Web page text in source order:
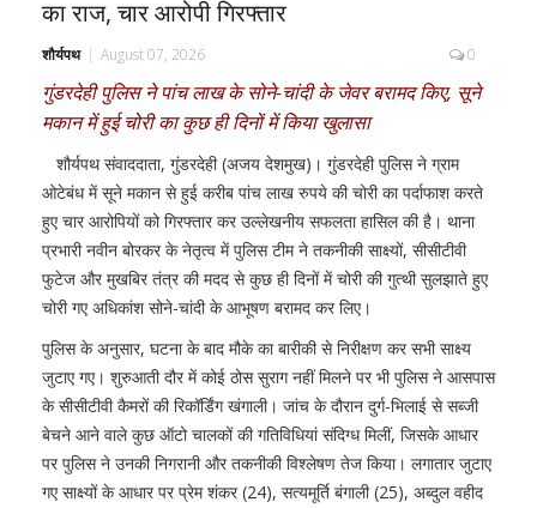
का राज, चार आरोपी गिरफ्तार
शौर्यपथ August 07, 2026 0
गुंडरदेही पुलिस ने पांच लाख के सोने-चांदी के जेवर बरामद किए, सूने
मकान में हुई चोरी का कुछ ही दिनों में किया खुलासा
शौर्यपथ संवाददाता, गुंडरदेही (अजय देशमुख)। गुंडरदेही पुलिस ने ग्राम
ओटेबंध में सूने मकान से हुई करीब पांच लाख रुपये की चोरी का पर्दाफाश करते
हुए चार आरोपियों को गिरफ्तार कर उल्लेखनीय सफलता हासिल की है। थाना
प्रभारी नवीन बोरकर के नेतृत्व में पुलिस टीम ने तकनीकी साक्ष्यों, सीसीटीवी
फुटेज और मुखबिर तंत्र की मदद से कुछ ही दिनों में चोरी की गुत्थी सुलझाते हुए
चोरी गए अधिकांश सोने-चांदी के आभूषण बरामद कर लिए।
पुलिस के अनुसार, घटना के बाद मौके का बारीकी से निरीक्षण कर सभी साक्ष्य
जुटाए गए। शुरुआती दौर में कोई ठोस सुराग नहीं मिलने पर भी पुलिस ने आसपास
के सीसीटीवी कैमरों की रिकॉर्डिंग खंगाली। जांच के दौरान दुर्ग-भिलाई से सब्जी
बेचने आने वाले कुछ ऑटो चालकों की गतिविधियां संदिग्ध मिलीं, जिसके आधार
पर पुलिस ने उनकी निगरानी और तकनीकी विश्लेषण तेज किया। लगातार जुटाए
गए साक्ष्यों के आधार पर प्रेम शंकर (24), सत्यमूर्ति बंगाली (25), अब्दुल वहीद